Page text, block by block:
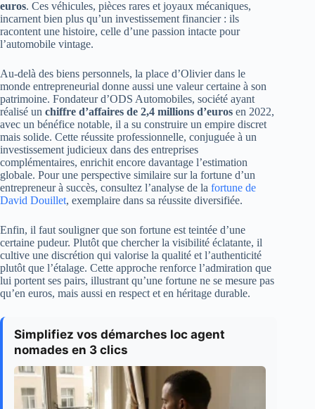
euros. Ces véhicules, pièces rares et joyaux mécaniques,
incarnent bien plus qu’un investissement financier : ils
racontent une histoire, celle d’une passion intacte pour
l’automobile vintage.
Au-delà des biens personnels, la place d’Olivier dans le
monde entrepreneurial donne aussi une valeur certaine à son
patrimoine. Fondateur d’ODS Automobiles, société ayant
réalisé un chiffre d’affaires de 2,4 millions d’euros en 2022,
avec un bénéfice notable, il a su construire un empire discret
mais solide. Cette réussite professionnelle, conjuguée à un
investissement judicieux dans des entreprises
complémentaires, enrichit encore davantage l’estimation
globale. Pour une perspective similaire sur la fortune d’un
entrepreneur à succès, consultez l’analyse de la fortune de
David Douillet, exemplaire dans sa réussite diversifiée.
Enfin, il faut souligner que son fortune est teintée d’une
certaine pudeur. Plutôt que chercher la visibilité éclatante, il
cultive une discrétion qui valorise la qualité et l’authenticité
plutôt que l’étalage. Cette approche renforce l’admiration que
lui portent ses pairs, illustrant qu’une fortune ne se mesure pas
qu’en euros, mais aussi en respect et en héritage durable.
Simplifiez vos démarches loc agent
nomades en 3 clics